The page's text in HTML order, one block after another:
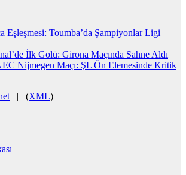
Eşleşmesi: Toumba’da Şampiyonlar Ligi
İlk Golü: Girona Maçında Sahne Aldı
Nijmegen Maçı: ŞL Ön Elemesinde Kritik
| (XML)